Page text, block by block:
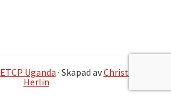
ETCP Uganda · Skapad avChristofer
Herlin